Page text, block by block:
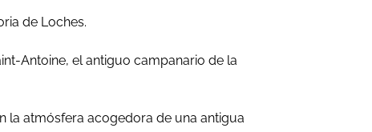
de Loches.
Antoine, el antiguo campanario de la
la atmósfera acogedora de una antigua